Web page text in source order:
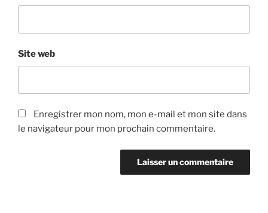
Site web
Enregistrer mon nom, mon e-mail et mon site dans
le navigateur pour mon prochain commentaire.